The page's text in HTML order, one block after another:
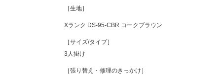
［生地］
Xランク DS-95-CBR コークブラウン
［サイズ/タイプ］
3人掛け
［張り替え・修理のきっかけ］